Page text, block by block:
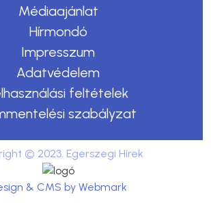
Médiaajánlat
Hírmondó
Impresszum
Adatvédelem
feltételek
szabályzat
© 2023. Egerszegi Hírek
& CMS by Webmark